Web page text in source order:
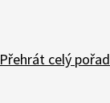
Přehrát celý pořad